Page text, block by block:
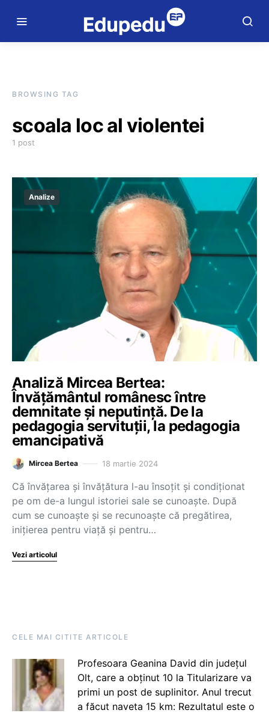
BROWSING TAG
scoala loc al violentei
1 post
Analize
Analiză Mircea Bertea:
Învățământul românesc între
demnitate și neputință. De la
pedagogia servituții, la pedagogia
emancipativă
Mircea Bertea 18 martie 2024
Că învățarea și învățătura l-au însoțit și condiționat
pe om de-a lungul istoriei sale se cunoaște. După
cum se cunoaște și se recunoaște că pregătirea,
inițierea pentru viață și pentru…
Vezi articolul
CELE MAI CITITE ARTICOLE
Profesoara Geanina David din județul
Olt, care a obținut 10 la Titularizare va
primi un post de suplinitor. Anul trecut
a făcut naveta 15 km: Rezultatul este o